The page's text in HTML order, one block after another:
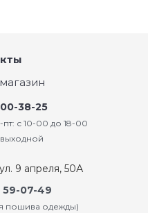
38-25
с 10-00 до 18-00
9 апреля, 50А
59-07-49
пошива одежды)